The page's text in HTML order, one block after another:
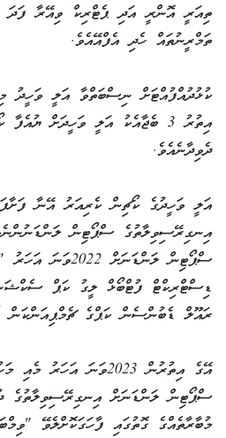
ތިއަރީ އޮންރީ އަދި ޕެޓްރިކް ވިއޭރާ ފަދަ
ތަމްރީނުތައް ހެދި އެފްއޭއެވެ.
ކުޅުދުއްފުއްޓަށް ނިސްބަތްވާ އަލީ
އިތުރު 3 ބެޖާއެކު އަލީ ވަހީދަށް
ދެވިދާނެއެވެ.
އިނގިރޭސިވިލާތުގެ ސްޕޯޓިން
ސްޕޯޓިން ލަންޑަނަށް
ޑިސްޓްރިކްޓް ފުޓްބޯޅް ލީގު ކަޕް
ރައޫލް ޑެބުންސެން ކަޕްގެ ޗެމްޕިއަންކަން
އޭގެ އިތުރުން 2023ވަނަ
ސްޕޯޓިން ލަންޑަނަށް އިނގިރޭސިވިލާތުގެ
މުބާރާތެއްގެ ގޮތުގައި ފާހަގަކޮށްލެވޭ